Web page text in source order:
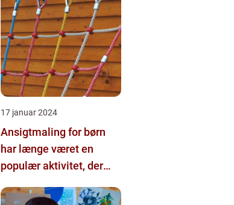
17 januar 2024
Ansigtmaling for børn
har længe været en
populær aktivitet, der
enhver fest eller